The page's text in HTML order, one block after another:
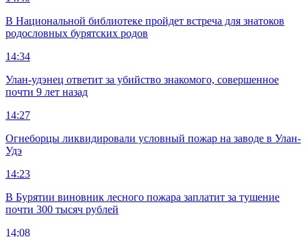
В Национальной библиотеке пройдет встреча для знатоков
родословных бурятских родов
14:34
Улан-удэнец ответит за убийство знакомого, совершенное
почти 9 лет назад
14:27
Огнеборцы ликвидировали условный пожар на заводе в Улан-
Удэ
14:23
В Бурятии виновник лесного пожара заплатит за тушение
почти 300 тысяч рублей
14:08